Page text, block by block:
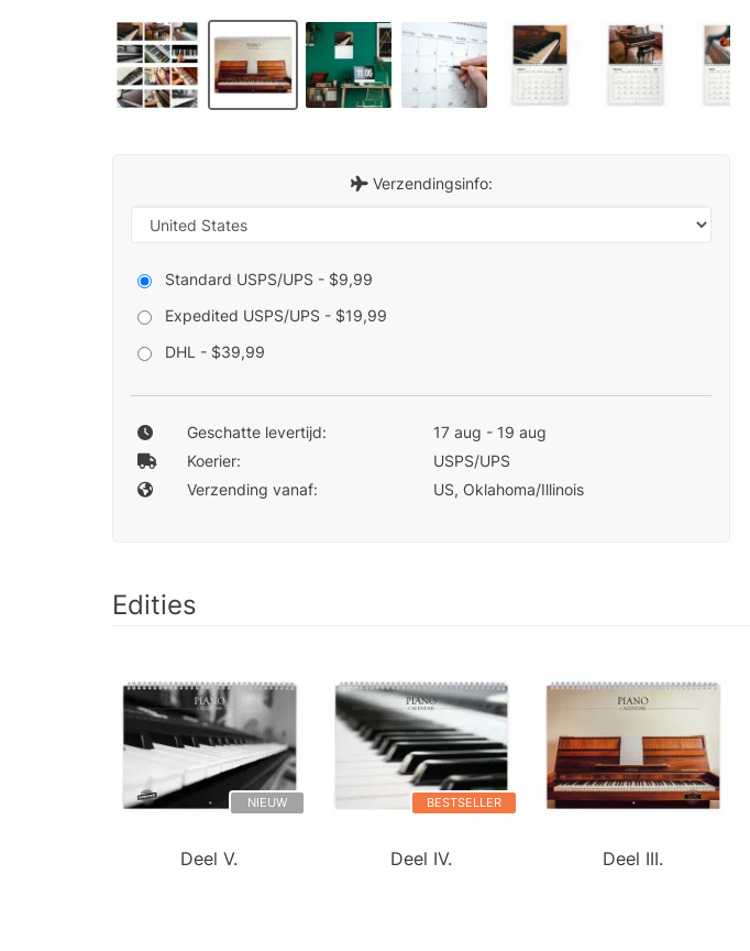
Verzendingsinfo:
Standard USPS/UPS - $9,99
Expedited USPS/UPS - $19,99
DHL - $39,99
Geschatte levertijd:
17 aug - 19 aug
Koerier:
USPS/UPS
Verzending vanaf:
US, Oklahoma/Illinois
Edities
NIEUW
Deel V.
BESTSELLER
Deel IV. Deel III.